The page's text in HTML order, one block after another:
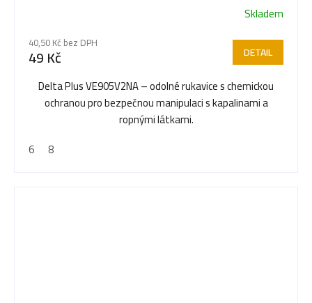
Skladem
40,50 Kč bez DPH
49 Kč DETAIL
Delta Plus VE905V2NA – odolné rukavice s chemickou
ochranou pro bezpečnou manipulaci s kapalinami a
ropnými látkami.
6
8